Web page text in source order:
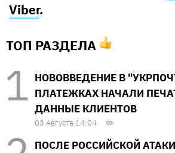
Viber.
ТОП РАЗДЕЛА
НОВОВВЕДЕНИЕ В
ПЛАТЕЖКАХ НАЧАЛИ
ДАННЫЕ КЛИЕНТОВ
03 Августа 14:04
ПОСЛЕ РОССИЙСКОЙ